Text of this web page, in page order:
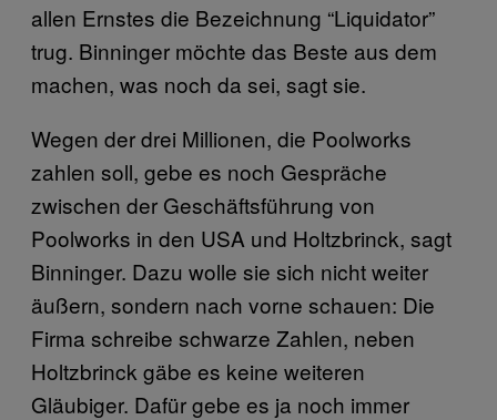
allen Ernstes die Bezeichnung “Liquidator”
trug. Binninger möchte das Beste aus dem
machen, was noch da sei, sagt sie.
Wegen der drei Millionen, die Poolworks
zahlen soll, gebe es noch Gespräche
zwischen der Geschäftsführung von
Poolworks in den USA und Holtzbrinck, sagt
Binninger. Dazu wolle sie sich nicht weiter
äußern, sondern nach vorne schauen: Die
Firma schreibe schwarze Zahlen, neben
Holtzbrinck gäbe es keine weiteren
Gläubiger. Dafür gebe es ja noch immer